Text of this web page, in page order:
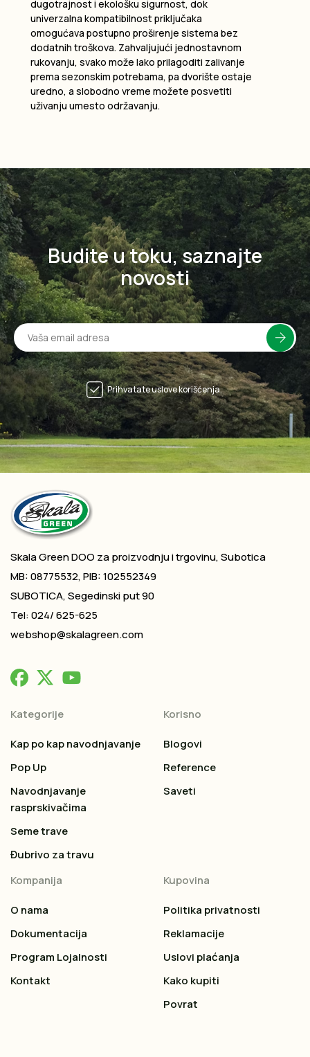
dugotrajnost i ekološku sigurnost, dok
univerzalna kompatibilnost priključaka
omogućava postupno proširenje sistema bez
dodatnih troškova. Zahvaljujući jednostavnom
rukovanju, svako može lako prilagoditi zalivanje
prema sezonskim potrebama, pa dvorište ostaje
uredno, a slobodno vreme možete posvetiti
uživanju umesto održavanju.
Budite u toku, saznajte
novosti
Prihvatate uslove korišćenja.
Skala Green DOO za proizvodnju i trgovinu, Subotica
MB: 08775532, PIB: 102552349
SUBOTICA, Segedinski put 90
Tel: 024/ 625-625
webshop@skalagreen.com
Kategorije
Kap po kap navodnjavanje
Pop Up
Navodnjavanje
rasprskivačima
Seme trave
Đubrivo za travu
Korisno
Blogovi
Reference
Saveti
Kompanija
O nama
Dokumentacija
Program Lojalnosti
Kontakt
Kupovina
Politika privatnosti
Reklamacije
Uslovi plaćanja
Kako kupiti
Povrat